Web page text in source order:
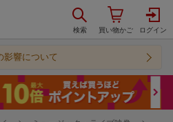
影響について